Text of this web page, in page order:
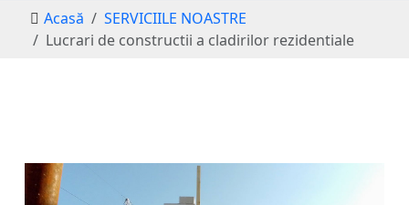
Acasă
SERVICIILE NOASTRE
Lucrari de constructii a cladirilor rezidentiale